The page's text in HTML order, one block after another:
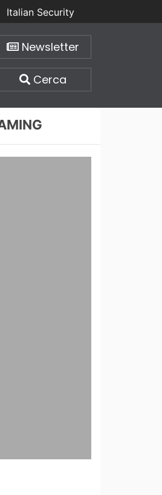
Italian Security
Newsletter
Cerca